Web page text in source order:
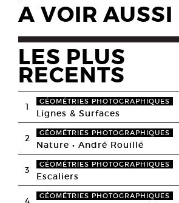
A VOIR AUSSI
LES PLUS
RECENTS
1 GÉOMÉTRIES PHOTOGRAPHIQUES
Lignes & Surfaces
2 GÉOMÉTRIES PHOTOGRAPHIQUES
Nature • André Rouillé
3 GÉOMÉTRIES PHOTOGRAPHIQUES
Escaliers
GÉOMÉTRIES PHOTOGRAPHIQUES